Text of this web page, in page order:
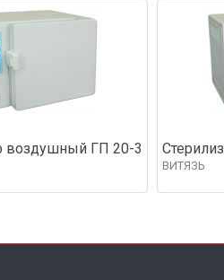
воздушный ГП 20-3
ВИТЯЗЬ